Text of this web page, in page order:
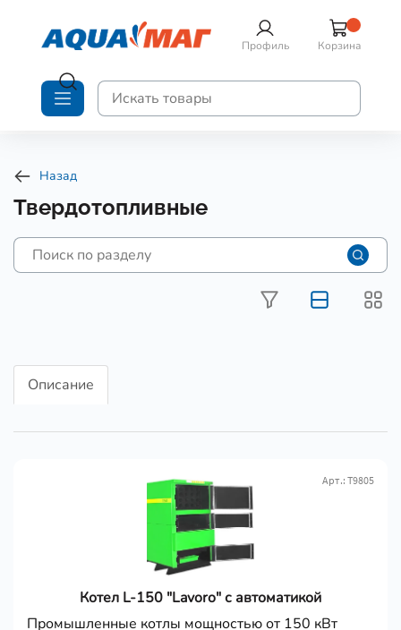
Профиль Корзина
Назад
Твердотопливные
Описание
Котел L-150 "Lavoro" с автоматикой
Арт.: Т9805
Промышленные котлы мощностью от 150 кВт